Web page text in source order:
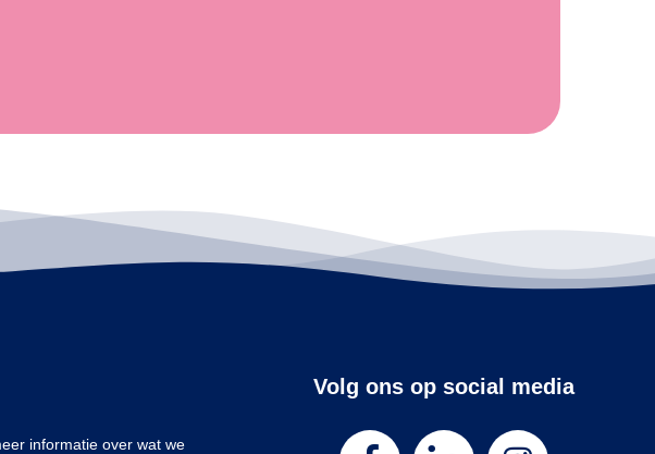
informatie over wat we
Volg ons op social media